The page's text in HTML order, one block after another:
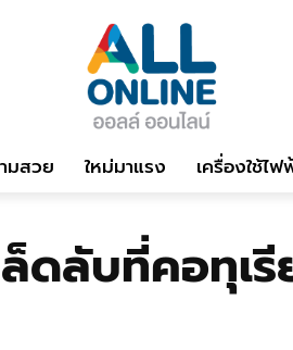
มสวย ใหม่มาแรง เครื่องใช้ไ
ล็ดลับที่คอทุเ